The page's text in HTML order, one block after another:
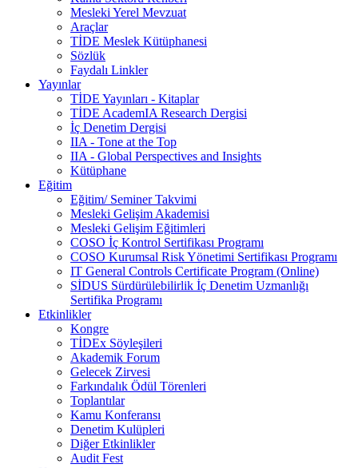
Mesleki Yerel Mevzuat
Araçlar
TİDE Meslek Kütüphanesi
Sözlük
Faydalı Linkler
Yayınlar
TİDE Yayınları - Kitaplar
TİDE AcademIA Research Dergisi
İç Denetim Dergisi
IIA - Tone at the Top
IIA - Global Perspectives and Insights
Kütüphane
Eğitim
Eğitim/ Seminer Takvimi
Mesleki Gelişim Akademisi
Mesleki Gelişim Eğitimleri
COSO İç Kontrol Sertifikası Programı
COSO Kurumsal Risk Yönetimi Sertifikası Programı
IT General Controls Certificate Program (Online)
SİDUS Sürdürülebilirlik İç Denetim Uzmanlığı
Sertifika Programı
Etkinlikler
Kongre
TİDEx Söyleşileri
Akademik Forum
Gelecek Zirvesi
Farkındalık Ödül Törenleri
Toplantılar
Kamu Konferansı
Denetim Kulüpleri
Diğer Etkinlikler
Audit Fest